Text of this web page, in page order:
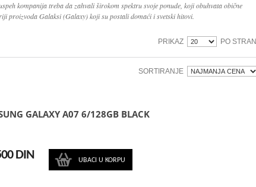
kompanija treba da zahvali širokom spektru svoje ponude, koji obuhvata obične
proizvoda Galaksi (Galaxy) koji su postali domaći i svetski hitovi.
PRIKAZ PO STRANI
SORTIRANJE
GALAXY A07 6/128GB BLACK
DIN UBACI U KORPU